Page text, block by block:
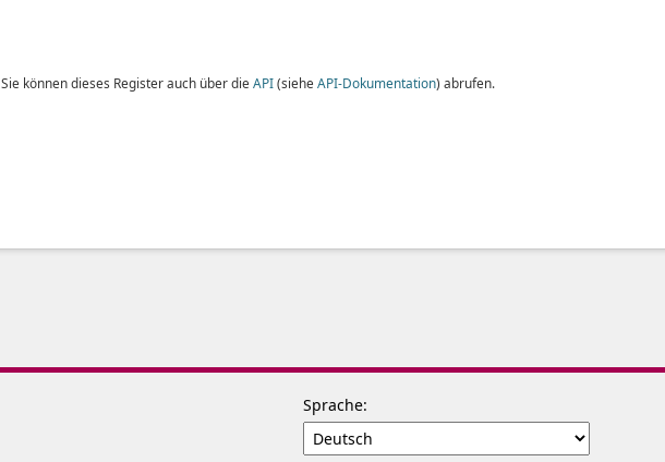
Sie können dieses Register auch über die API(siehe API-Dokumentation) abrufen.
Sprache